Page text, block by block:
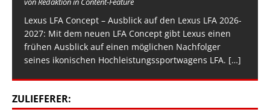
Lexus LFA Concept – Ausblick auf den Lexus LFA 2026-
2027: Mit dem neuen LFA Concept gibt Lexus einen
frühen Ausblick auf einen möglichen Nachfolger
seines ikonischen Hochleistungssportwagens LFA. […]
ZULIEFERER: